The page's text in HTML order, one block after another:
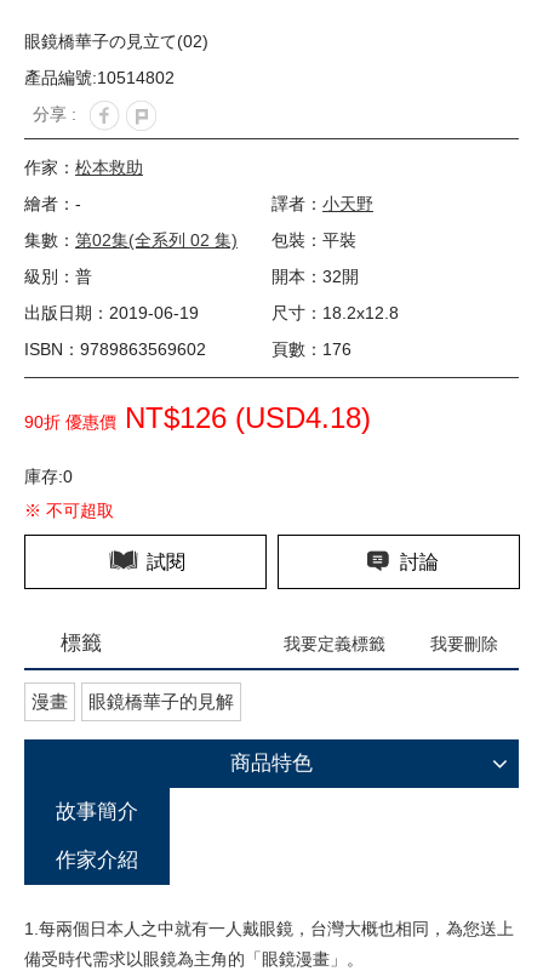
眼鏡橋華子の見立て(02)
產品編號:10514802
分享 :
作家： 松本救助
繪者：-
譯者： 小天野
集數： 第02集(全系列 02 集)
包裝：平裝
級別：普
開本：32開
出版日期：2019-06-19
尺寸：18.2x12.8
ISBN：9789863569602
頁數：176
90折 優惠價 NT$126 (USD4.18)
庫存:0
※ 不可超取
試閱 討論
標籤 我要定義標籤 我要刪除
漫畫 眼鏡橋華子的見解
商品特色
故事簡介
作家介紹
1.每兩個日本人之中就有一人戴眼鏡，台灣大概也相同，為您送上
備受時代需求以眼鏡為主角的「眼鏡漫畫」。